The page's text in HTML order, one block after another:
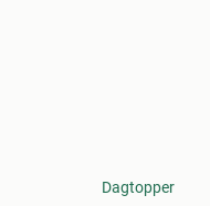
Dagtopper